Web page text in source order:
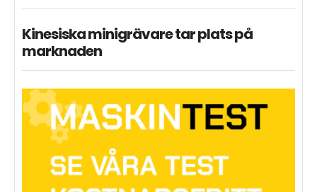
Kinesiska minigrävare tar plats på
marknaden